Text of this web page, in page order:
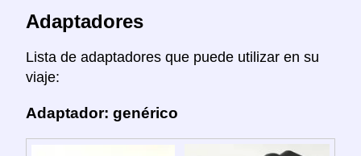
Adaptadores
Lista de adaptadores que puede utilizar en su
viaje:
Adaptador: genérico